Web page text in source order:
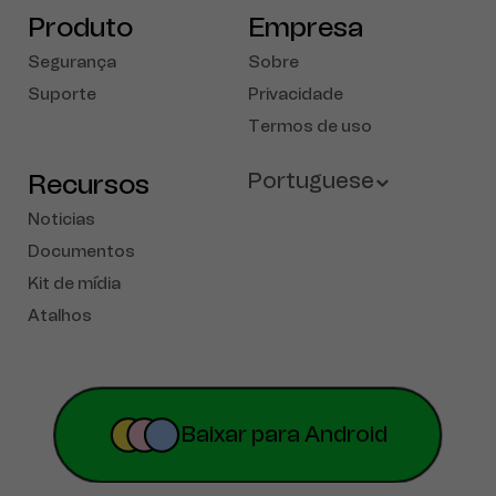
Produto
Segurança
Suporte
Empresa
Sobre
Privacidade
Termos de uso
Recursos
Noticias
Documentos
Kit de mídia
Atalhos
Portuguese
Español
简体中文
Русский
Baixar para Android